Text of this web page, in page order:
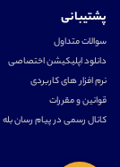
پشتیبانی
سوالات متداول
دانلود اپلیکیشن اختصاصی
نرم افزار های کاربردی
قوانین و مقررات
کانال رسمی در پیام رسان بله